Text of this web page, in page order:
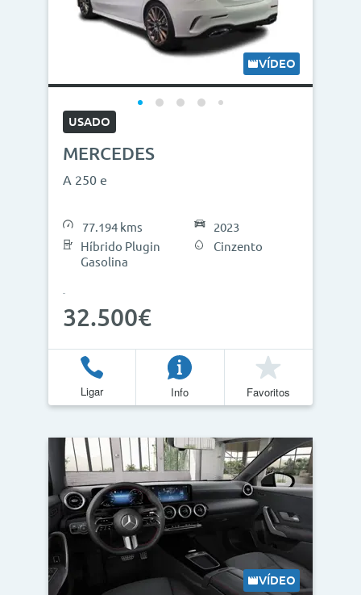
Campanha
VÍDEO
USADO
MERCEDES
A 250 e
77.194 kms
Híbrido Plugin
Gasolina
2023
Cinzento
32.500€
Ligar Info Favoritos
VÍDEO